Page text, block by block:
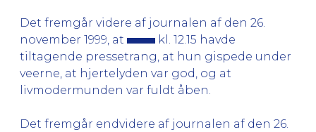
Det fremgår videre af journalen af den 26.
november 1999, at
kl. 12.15 havde
tiltagende pressetrang, at hun gispede under
veerne, at hjertelyden var god, og at
livmodermunden var fuldt åben.
Det fremgår endvidere af journalen af den 26.